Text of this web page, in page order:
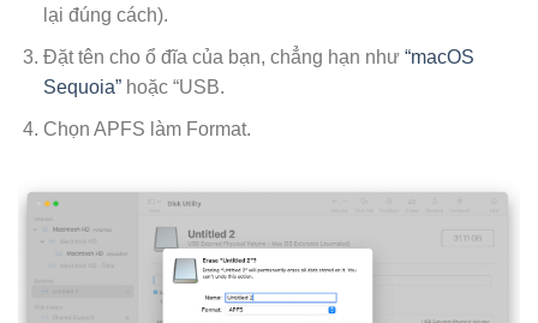
lại đúng cách).
Đặt tên cho ổ đĩa của bạn, chẳng hạn như “macOS
Sequoia”hoặc “USB.
Chọn APFS làm Format.